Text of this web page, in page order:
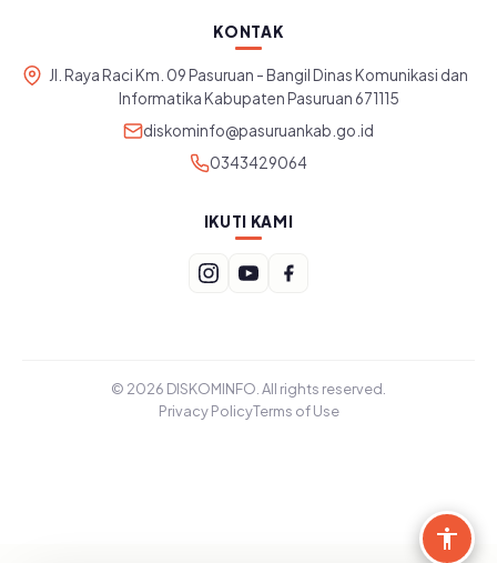
KONTAK
Jl. Raya Raci Km. 09 Pasuruan - Bangil Dinas Komunikasi dan
Informatika Kabupaten Pasuruan 671115
diskominfo@pasuruankab.go.id
0343429064
IKUTI KAMI
© 2026 DISKOMINFO. All rights reserved.
Privacy PolicyTerms of Use